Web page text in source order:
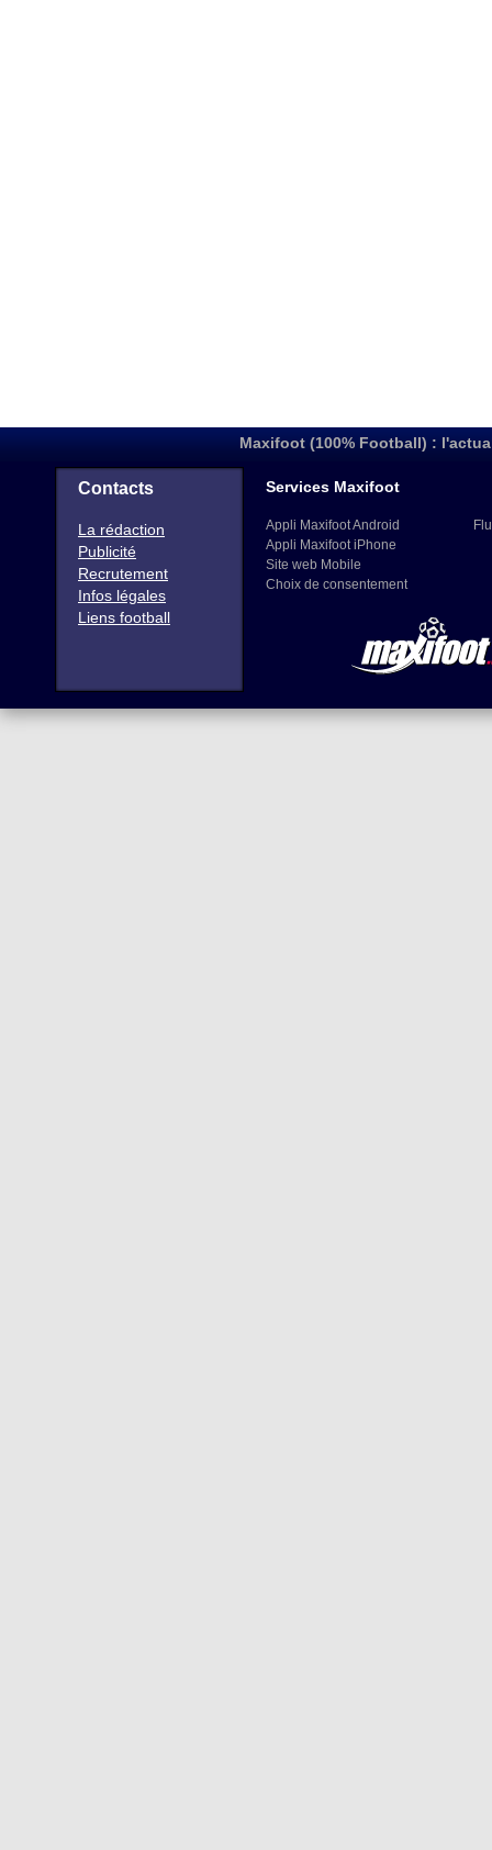
Maxifoot (100% Football) :
Contacts
La rédaction
Publicité
Recrutement
Infos légales
Liens football
Services Maxifoot
Appli Maxifoot Android
Appli Maxifoot iPhone
Site web Mobile
Choix de consentement